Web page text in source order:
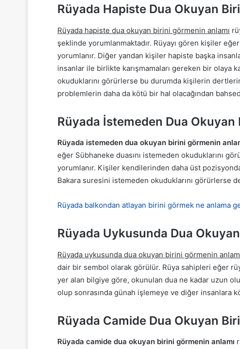
Rüyada Hapiste Dua Okuyan
Rüyada hapiste dua okuyan birini görmenin anlamı
şeklinde yorumlanmaktadır. Rüyayı gören kişiler
yorumlanır. Diğer yandan kişiler hapiste başka
insanlar ile birlikte karışmamaları gereken bir olaya
okuduklarını görürlerse bu durumda kişilerin
problemlerin daha da kötü bir hal olacağından
Rüyada İstemeden Dua Okuyan
Rüyada istemeden dua okuyan birini görmenin
eğer Sübhaneke duasını istemeden okuduklarını
yorumlanır. Kişiler kendilerinden daha üst
Bakara suresini istemeden okuduklarını görürlerse
Rüyada balkondan atlayan birini görmek ne anlama
Rüyada Uykusunda Dua
Rüyada uykusunda dua okuyan birini görmenin
dair bir sembol olarak görülür. Rüya sahipleri eğer
yer alan bilgiye göre, okunulan dua ne kadar uzun
olup sonrasında günah işlemeye ve diğer insanlara
Rüyada Camide Dua Okuyan
Rüyada camide dua okuyan birini görmenin anlamı